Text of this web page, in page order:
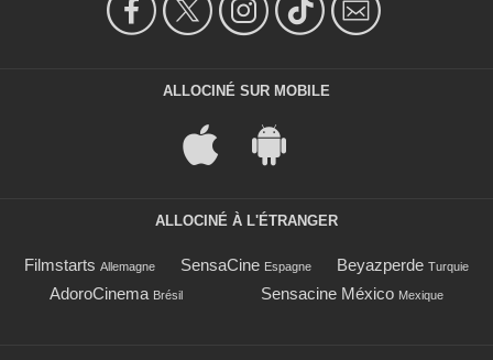
ALLOCINÉ SUR MOBILE
ALLOCINÉ À L'ÉTRANGER
Filmstarts Allemagne SensaCine Espagne Beyazperde Turquie
AdoroCinema Brésil Sensacine México Mexique